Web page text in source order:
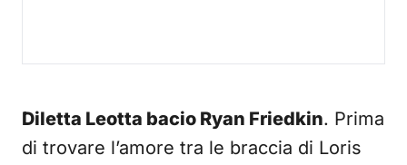
Diletta Leotta bacio Ryan Friedkin. Prima
di trovare l’amore tra le braccia di Loris